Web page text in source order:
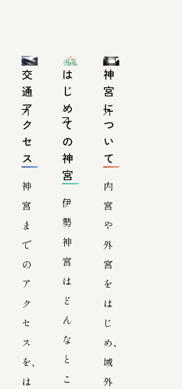
交
通
ア
ク
セ
ス
神
宮
ま
で
の
ア
ク
セ
ス
を、
は
は
じ
め
て
の
神
宮
伊
勢
神
宮
は
ど
ん
な
と
こ
神
宮
に
つ
い
て
内
宮
や
外
宮
を
は
じ
め、
域
外